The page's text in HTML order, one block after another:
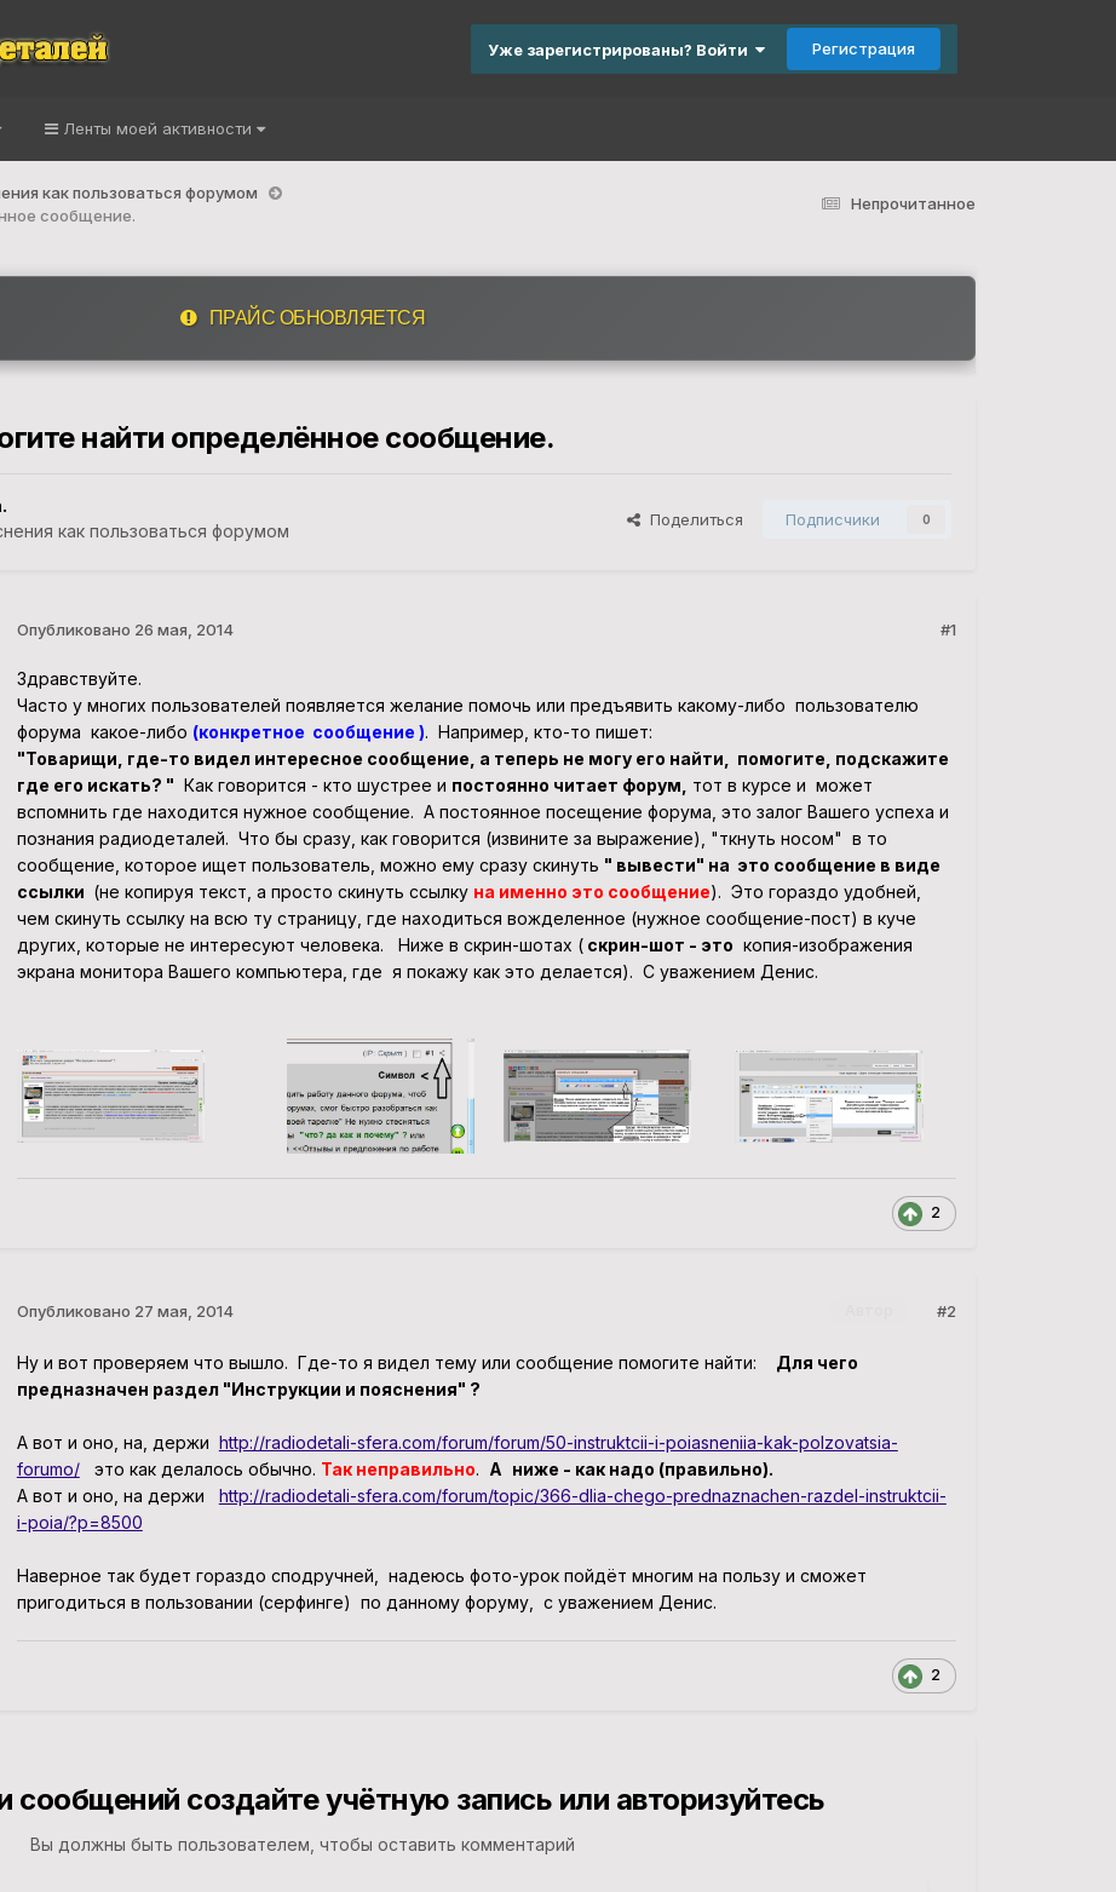
Уже зарегистрированы? Войти Регистрация
Ленты моей активности
Непрочитанное
как пользоваться форумом
сообщение.
ПРАЙС ОБНОВЛЯЕТСЯ
найти определённое сообщение.
как пользоваться форумом
Поделиться Подписчики 0
#1
Опубликовано 26 мая, 2014
Здравствуйте.
Часто у многих пользователей появляется желание помочь или предъявить какому-либо пользователю
форума какое-либо (конкретное сообщение ). Например, кто-то пишет:
"Товарищи, где-то видел интересное сообщение, а теперь не могу его найти, помогите, подскажите
где его искать? " Как говорится - кто шустрее и постоянно читает форум,
тот в курсе и может
вспомнить где находится нужное сообщение. А постоянное посещение форума, это залог Вашего успеха и
познания радиодеталей. Что бы сразу, как говорится (извините за выражение), "ткнуть носом" в то
сообщение, которое ищет пользователь, можно ему сразу скинуть " вывести" на это сообщение в виде
ссылки (не копируя текст, а просто скинуть ссылку на именно это сообщение). Это гораздо удобней,
чем скинуть ссылку на всю ту страницу, где находиться вожделенное (нужное сообщение-пост) в куче
других, которые не интересуют человека. Ниже в скрин-шотах (скрин-шот - это копия-изображения
экрана монитора Вашего компьютера, где я покажу как это делается). С уважением Денис.
2
#2
Опубликовано 27 мая, 2014
Ну и вот проверяем что вышло. Где-то я видел тему или сообщение помогите найти: Для чего
предназначен раздел "Инструкции и пояснения" ?
А вот и оно, на, держи http://radiodetali-sfera.com/forum/forum/50-instruktcii-i-poiasneniia-kak-polzovatsia-
forumo/это как делалось обычно. Так неправильно. А ниже - как надо (правильно).
А вот и оно, на держи http://radiodetali-sfera.com/forum/topic/366-dlia-chego-prednaznachen-razdel-instruktcii-
i-poia/?p=8500
Наверное так будет гораздо сподручней, надеюсь фото-урок пойдёт многим на пользу и сможет
пригодиться в пользовании (серфинге) по данному форуму, с уважением Денис.
2
сообщений создайте учётную запись или авторизуйтесь
Вы должны быть пользователем, чтобы оставить комментарий